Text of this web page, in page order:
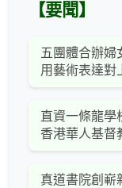
【要聞】
五團體合辦婦
用藝術表達對
直資一條龍學
香港華人基督
真道書院創嶄